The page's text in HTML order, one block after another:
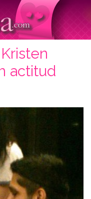
actitud